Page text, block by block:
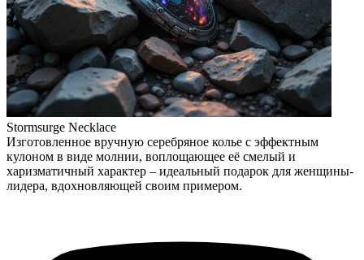
Stormsurge Necklace
Изготовленное вручную серебряное колье с эффектным
кулоном в виде молнии, воплощающее её смелый и
харизматичный характер – идеальный подарок для женщины-
лидера, вдохновляющей своим примером.